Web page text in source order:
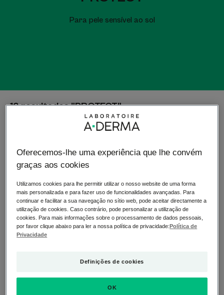
Para pele sensível ao sol
12 resultados "PROTECT"
A primeira gama de produtos de proteção solar que
ao sol.
Pocket
Fluido
Invisível
SPF
50+
solar
SPF
50+
Oferecemos-lhe uma experiência que lhe convém
graças aos cookies
Utilizamos cookies para lhe permitir utilizar o nosso website de uma forma
mais personalizada e para fazer uso de funcionalidades avançadas. Para
continuar e facilitar a sua navegação no sítio web, pode aceitar directamente a
utilização de cookies. Caso contrário, pode personalizar a utilização de
cookies. Para mais informações sobre o processamento de dados pessoais,
por favor clique abaixo para ler a nossa política de privacidade:Política de
Privacidade
Definições de cookies
OK